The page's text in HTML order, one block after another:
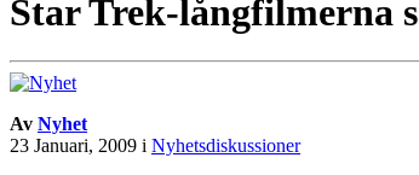
Star Trek-långfilmerna
Av Nyhet
23 Januari, 2009 i Nyhetsdiskussioner